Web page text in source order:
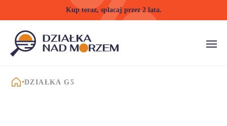
Kup teraz, spłacaj przez 2 lata.
STRONA GŁÓWNA
DZIAŁKA G5